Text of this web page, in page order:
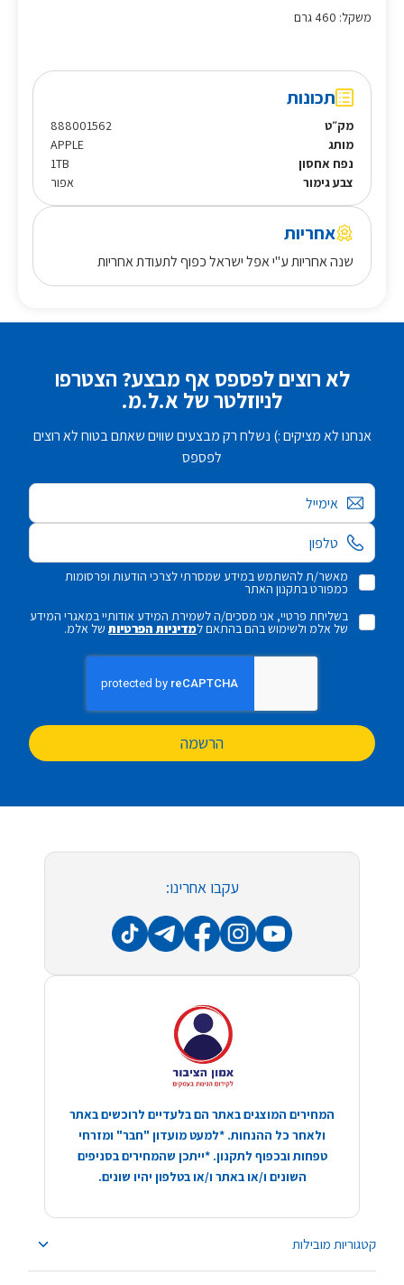
משקל: 460 גרם
תכונות
מק״ט
888001562
מותג
APPLE
נפח אחסון
1TB
צבע גימור
אפור
אחריות
שנה אחריות ע"י אפל ישראל כפוף לתעודת אחריות
לא רוצים לפספס אף מבצע? הצטרפו
לניוזלטר של א.ל.מ.
אנחנו לא מציקים :) נשלח רק מבצעים שווים שאתם בטוח לא רוצים
לפספס
אימייל
מאשר/ת להשתמש במידע שמסרתי לצרכי הודעות ופרסומות
כמפורט בתקנון האתר
בשליחת פרטיי, אני מסכים/ה לשמירת המידע אודותיי במאגרי המידע
של אלמ ולשימוש בהם בהתאם למדיניות הפרטיותשל אלמ.
הרשמה
קטגוריות מובילות
עקבו אחרינו:
המחירים המוצגים באתר הם בלעדיים לרוכשים באתר
ולאחר כל ההנחות. *למעט מועדון "חבר" ומזרחי
טפחות ובכפוף לתקנון. *ייתכן שהמחירים בסניפים
השונים ו/או באתר ו/או בטלפון יהיו שונים.